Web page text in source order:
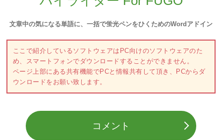
文章中の気になる単語に、一括で蛍光ペンをひくためのWordアドイン
ここで紹介しているソフトウェアはPC向けのソフトウェアのた
め、スマートフォンでダウンロードすることができません。
ページ上部にある共有機能でPCと情報共有して頂き、PCからダ
ウンロードをお願い致します。
コメント